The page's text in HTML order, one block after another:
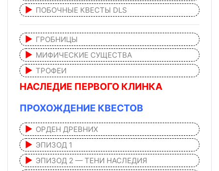
ПОБОЧНЫЕ КВЕСТЫ DLS
ГРОБНИЦЫ
МИФИЧЕСКИЕ СУЩЕСТВА
ТРОФЕИ
НАСЛЕДИЕ ПЕРВОГО КЛИНКА
ПРОХОЖДЕНИЕ КВЕСТОВ
ОРДЕН ДРЕВНИХ
ЭПИЗОД 1
ЭПИЗОД 2 — ТЕНИ НАСЛЕДИЯ